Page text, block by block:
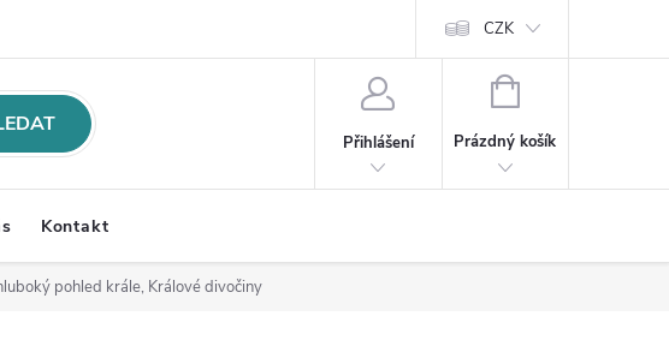
os. údajů Kontakt
CZK
Přihlášení
NÁKUPNÍ
Prázdný košík
Kontakt
pohled krále, Králové divočiny